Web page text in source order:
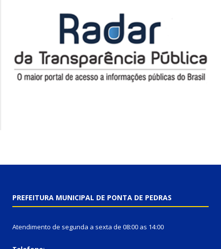
PREFEITURA MUNICIPAL DE PONTA DE PEDRAS
Atendimento de segunda a sexta de 08:00 as 14:00